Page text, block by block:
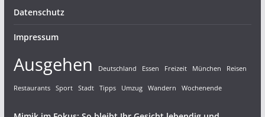
Datenschutz
Impressum
Ausgehen Deutschland Essen Freizeit München Reisen
Restaurants Sport Stadt Tipps Umzug Wandern Wochenende